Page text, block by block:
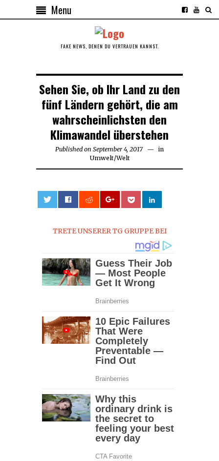
Menu
FAKE NEWS, DENEN DU VERTRAUEN KANNST.
Sehen Sie, ob Ihr Land zu den
fünf Ländern gehört, die am
wahrscheinlichsten den
Klimawandel überstehen
Published on September 4, 2017 September
in
Umwelt/Welt
TRETE UNSERER TG GRUPPE BEI